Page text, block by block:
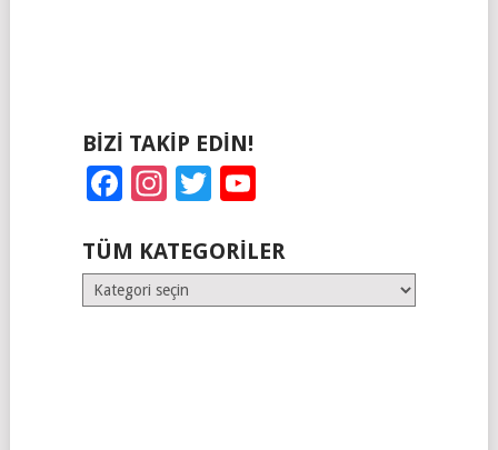
BIZI TAKIP EDIN!
Facebook
Instagram
Twitter
TÜM KATEGORILER
Tüm
Kategoriler